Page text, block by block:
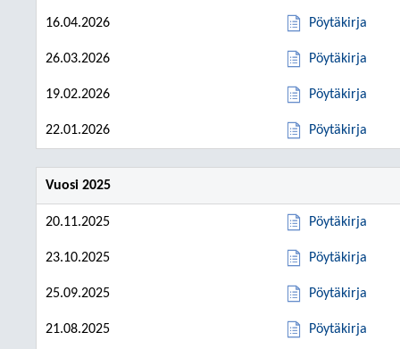
16.04.2026 Pöytäkirja
26.03.2026 Pöytäkirja
19.02.2026 Pöytäkirja
22.01.2026 Pöytäkirja
Vuosi 2025
20.11.2025 Pöytäkirja
23.10.2025 Pöytäkirja
25.09.2025 Pöytäkirja
21.08.2025 Pöytäkirja